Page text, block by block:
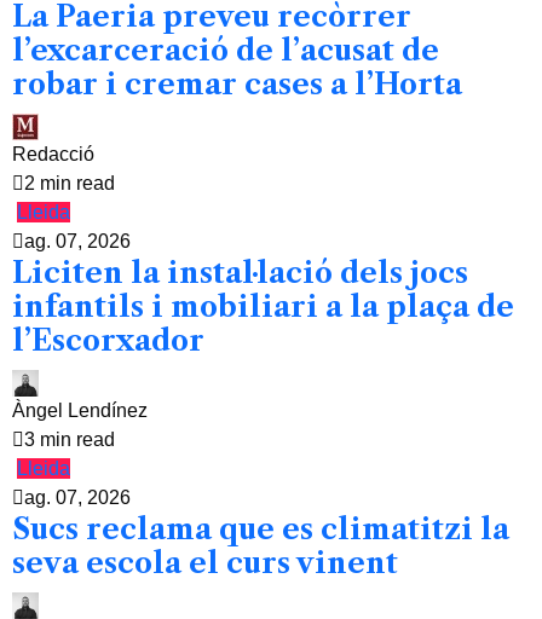
La Paeria preveu recòrrer
l’excarceració de l’acusat de
robar i cremar cases a l’Horta
Redacció
2 min read
Lleida
ag. 07, 2026
Liciten la instal·lació dels jocs
infantils i mobiliari a la plaça de
l’Escorxador
Àngel Lendínez
3 min read
Lleida
ag. 07, 2026
Sucs reclama que es climatitzi la
seva escola el curs vinent